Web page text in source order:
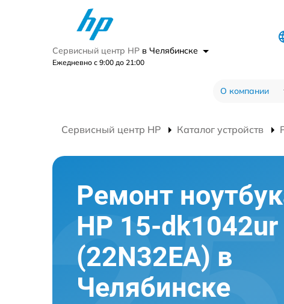
Сервисный центр HP в Челябинске
Ежедневно с 9:00 до 21:00
О компании
Сервисный центр HP Каталог устройств
Ремонт
HP 15-dk1042ur
(22N32EA) в
Челябинске